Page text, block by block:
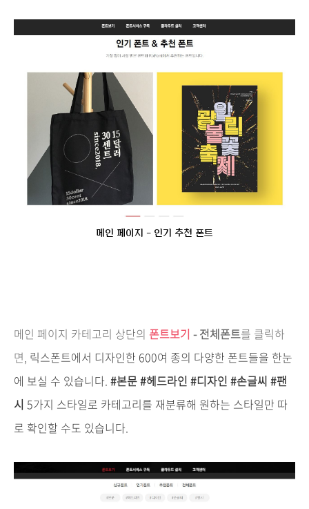
메인 페이지 - 인기 추천 폰트
메인 페이지 카테고리 상단의 폰트보기 -전체폰트를 클릭하
면, 릭스폰트에서 디자인한 600여 종의 다양한 폰트들을 한눈
에 보실 수 있습니다. #본문 #헤드라인 #디자인 #손글씨 #팬
시 5가지 스타일로 카테고리를 재분류해 원하는 스타일만 따
로 확인할 수도 있습니다.